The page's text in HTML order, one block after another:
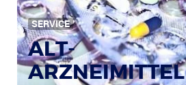
SERVICE
ALT-
ARZNEIMITTEL